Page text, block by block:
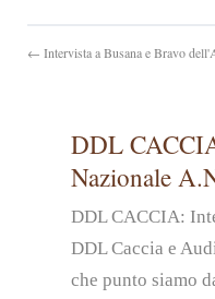
← Intervista a Busana e Bravo
DDL
Nazionale
DDL CACCIA:
DDL Caccia e
che punto siamo